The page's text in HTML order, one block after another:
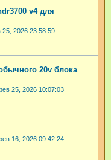
v4 для
2026 23:58:59
20v блока
25, 2026 10:07:03
16, 2026 09:42:24